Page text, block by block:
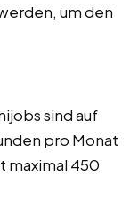
um den
sind auf
pro Monat
maximal 450